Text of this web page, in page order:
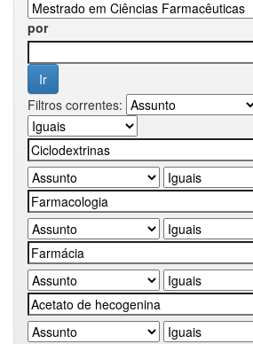
por
Filtros correntes: